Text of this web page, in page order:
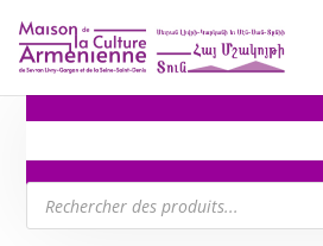
Recherche
de
produits